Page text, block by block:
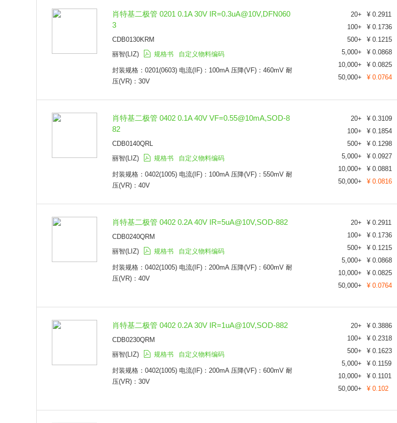
创基(CBI)
台舟电子(TECH PUBLIC)
蓝箭电子(BLUEROCKET)
萃锦半导体(Bestirpower)
富芯森美(FUXINSEMI)
科信(KEXIN)
永裕泰(KUU)
纽航(NH)
桑德斯(SMCDiodeSolutions)
森美特(SUNMATE)
上海维安(Wayon)
智威(ZOWIE)
TO220AB
DFN1006(SOD-882)
SOT-323-3
SOT-523-3
X3-WLB1608-2
SOD-123FA
SOD-523-2
DO-214AC
TO-247AC
SOD-80
D-61-8
SC-75A
0805
SOD-323FL
SOT-346
SOT-323FL
SMAJ
肖特基二极管 0201 0.1A 30V IR=0.3uA@10V,DFN060
3
CDB0130KRM
丽智(LIZ)
规格书 自定义物料编码
封装规格：0201(0603) 电流(IF)：100mA 压降(VF)：460mV 耐
压(VR)：30V
20+ ¥ 0.2911
100+ ¥ 0.1736
500+ ¥ 0.1215
5,000+ ¥ 0.0868
10,000+ ¥ 0.0825
50,000+ ¥ 0.0764
肖特基二极管 0402 0.1A 40V VF=0.55@10mA,SOD-8
82
CDB0140QRL
丽智(LIZ)
规格书 自定义物料编码
封装规格：0402(1005) 电流(IF)：100mA 压降(VF)：550mV 耐
压(VR)：40V
20+ ¥ 0.3109
100+ ¥ 0.1854
500+ ¥ 0.1298
5,000+ ¥ 0.0927
10,000+ ¥ 0.0881
50,000+ ¥ 0.0816
肖特基二极管 0402 0.2A 40V IR=5uA@10V,SOD-882
CDB0240QRM
丽智(LIZ)
规格书 自定义物料编码
封装规格：0402(1005) 电流(IF)：200mA 压降(VF)：600mV 耐
压(VR)：40V
20+ ¥ 0.2911
100+ ¥ 0.1736
500+ ¥ 0.1215
5,000+ ¥ 0.0868
10,000+ ¥ 0.0825
50,000+ ¥ 0.0764
肖特基二极管 0402 0.2A 30V IR=1uA@10V,SOD-882
CDB0230QRM
丽智(LIZ)
规格书 自定义物料编码
封装规格：0402(1005) 电流(IF)：200mA 压降(VF)：600mV 耐
压(VR)：30V
20+ ¥ 0.3886
100+ ¥ 0.2318
500+ ¥ 0.1623
5,000+ ¥ 0.1159
10,000+ ¥ 0.1101
50,000+ ¥ 0.102